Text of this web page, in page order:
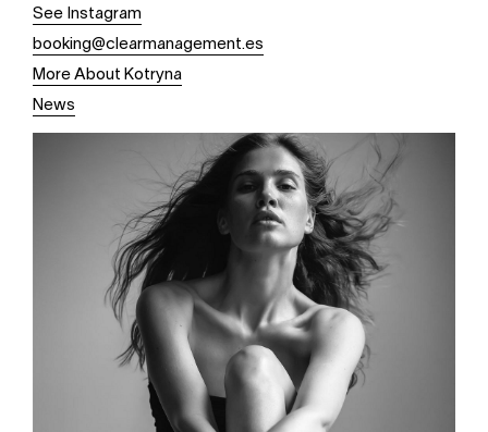
See Instagram
booking@clearmanagement.es
More About Kotryna
News